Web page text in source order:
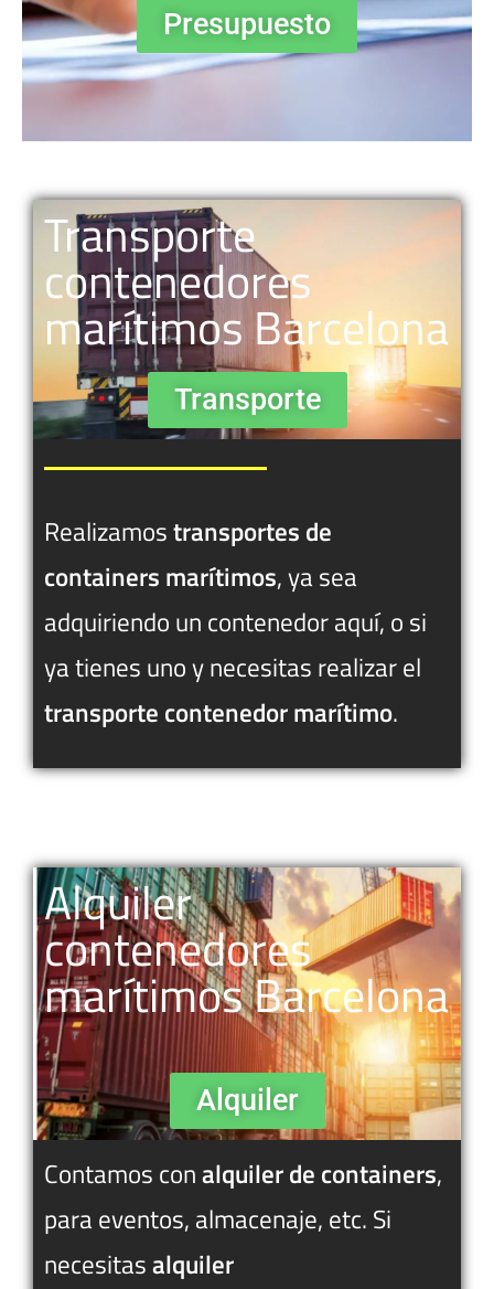
Presupuesto
Transporte
contenedores
marítimos Barcelona
Transporte
Realizamostransportes de
containers marítimos, ya sea
adquiriendo un contenedor aquí, o si
ya tienes uno y necesitas realizar el
transporte contenedor marítimo.
Alquiler
contenedores
marítimos Barcelona
Alquiler
Contamos conalquiler de containers,
para eventos, almacenaje, etc. Si
necesitasalquiler